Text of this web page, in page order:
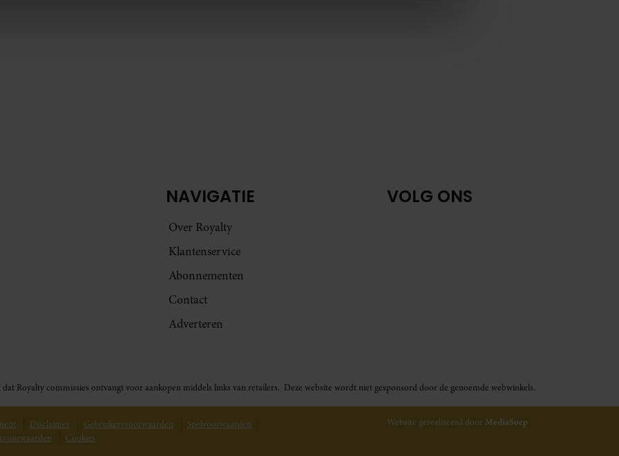
en advertenties te personaliseren, om functies voor social media te bieden en om ons
Ook delen we informatie over uw gebruik van onze site met onze partners voor social
NAVIGATIE
Over Royalty
Klantenservice
Abonnementen
Contact
Adverteren
VOLG ONS
Royalty commissies ontvangt voor aankopen middels links van retailers. Deze website wordt niet gesponsord door de genoemde webwinkels.
Disclaimer Gebruikersvoorwaarden
Spelvoorwaarden
Cookies
Website gerealiseerd door MediaSoep